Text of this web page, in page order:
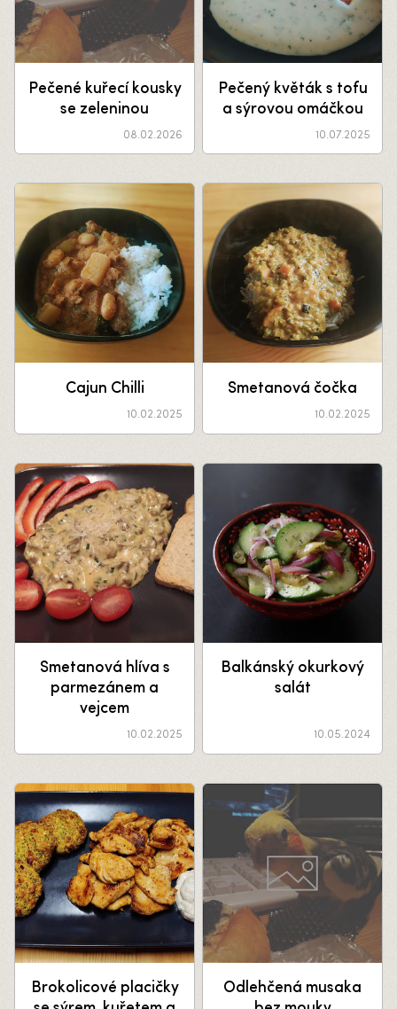
Pečené kuřecí kousky
se zeleninou
08.02.2026
Pečený květák s tofu
a sýrovou omáčkou
10.07.2025
Cajun Chilli
10.02.2025
Smetanová čočka
10.02.2025
Smetanová hlíva s
parmezánem a
vejcem
10.02.2025
Balkánský okurkový
salát
10.05.2024
Brokolicové placičky
Odlehčená musaka